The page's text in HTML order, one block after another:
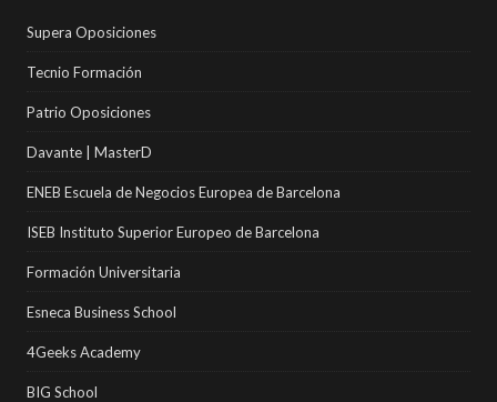
Supera Oposiciones
Tecnio Formación
Patrio Oposiciones
Davante | MasterD
ENEB Escuela de Negocios Europea de Barcelona
ISEB Instituto Superior Europeo de Barcelona
Formación Universitaria
Esneca Business School
4Geeks Academy
BIG School